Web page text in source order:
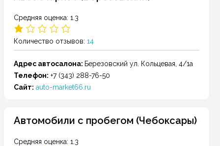
Средняя оценка: 1.3
Количество отзывов: 14
Адрес автосалона: Березовский ул. Кольцевая, 4/1а
Телефон: +7 (343) 288-76-50
Сайт: auto-market66.ru
Автомобили с пробегом (Чебоксары)
Средняя оценка: 1.3